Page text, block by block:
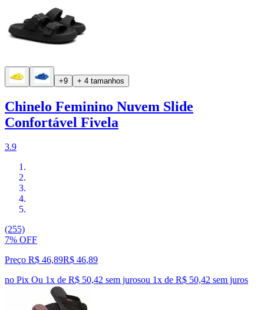
+9 + 4 tamanhos
Chinelo Feminino Nuvem Slide
Confortável Fivela
3.9
(255)
7% OFF
Preço R$ 46,89R$ 46,89
no Pix Ou 1x de R$ 50,42 sem jurosou 1x de R$ 50,42 sem juros